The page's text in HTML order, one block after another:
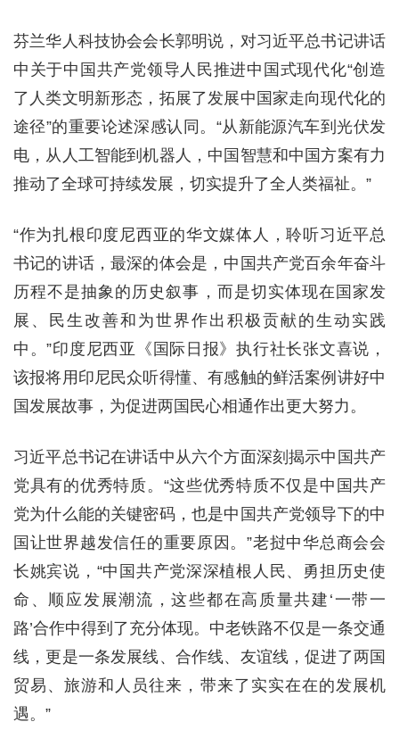
芬兰华人科技协会会长郭明说，对习近平总书记讲话
中关于中国共产党领导人民推进中国式现代化“创造
了人类文明新形态，拓展了发展中国家走向现代化的
途径”的重要论述深感认同。“从新能源汽车到光伏发
电，从人工智能到机器人，中国智慧和中国方案有力
推动了全球可持续发展，切实提升了全人类福祉。”
“作为扎根印度尼西亚的华文媒体人，聆听习近平总
书记的讲话，最深的体会是，中国共产党百余年奋斗
历程不是抽象的历史叙事，而是切实体现在国家发
展、民生改善和为世界作出积极贡献的生动实践
中。”印度尼西亚《国际日报》执行社长张文喜说，
该报将用印尼民众听得懂、有感触的鲜活案例讲好中
国发展故事，为促进两国民心相通作出更大努力。
习近平总书记在讲话中从六个方面深刻揭示中国共产
党具有的优秀特质。“这些优秀特质不仅是中国共产
党为什么能的关键密码，也是中国共产党领导下的中
国让世界越发信任的重要原因。”老挝中华总商会会
长姚宾说，“中国共产党深深植根人民、勇担历史使
命、顺应发展潮流，这些都在高质量共建‘一带一
路’合作中得到了充分体现。中老铁路不仅是一条交通
线，更是一条发展线、合作线、友谊线，促进了两国
贸易、旅游和人员往来，带来了实实在在的发展机
遇。”